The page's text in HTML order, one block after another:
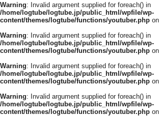
Warning: Invalid argument supplied for foreach() in
/home/logtube/logtube.jp/public_html/wpfile/wp-
content/themes/logtube/functions/youtuber.php
Warning: Invalid argument supplied for foreach() in
/home/logtube/logtube.jp/public_html/wpfile/wp-
content/themes/logtube/functions/youtuber.php
Warning: Invalid argument supplied for foreach() in
/home/logtube/logtube.jp/public_html/wpfile/wp-
content/themes/logtube/functions/youtuber.php
Warning: Invalid argument supplied for foreach() in
/home/logtube/logtube.jp/public_html/wpfile/wp-
content/themes/logtube/functions/youtuber.php